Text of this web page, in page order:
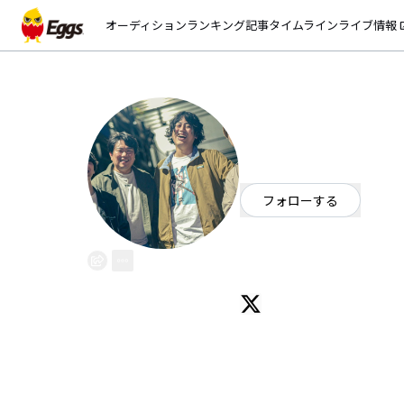
オーディションランキング記事タイムラインライブ情報
フォローする